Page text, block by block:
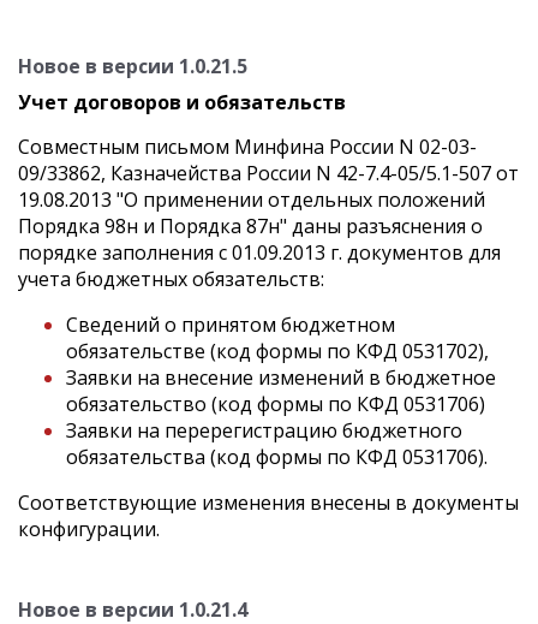
Новое в версии 1.0.21.5
Учет договоров и обязательств
Совместным письмом Минфина России N 02-03-
09/33862, Казначейства России N 42-7.4-05/5.1-507 от
19.08.2013 "О применении отдельных положений
Порядка 98н и Порядка 87н" даны разъяснения о
порядке заполнения с 01.09.2013 г. документов для
учета бюджетных обязательств:
Сведений о принятом бюджетном
обязательстве (код формы по КФД 0531702),
Заявки на внесение изменений в бюджетное
обязательство (код формы по КФД 0531706)
Заявки на перерегистрацию бюджетного
обязательства (код формы по КФД 0531706).
Соответствующие изменения внесены в документы
конфигурации.
Новое в версии 1.0.21.4